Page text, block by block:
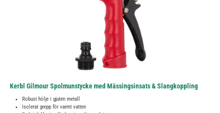
Kerbl Gilmour Spolmunstycke med Mässingsinsats & Slangkoppling
Robust hölje i gjuten metall
Isolerat grepp för varmt vatten